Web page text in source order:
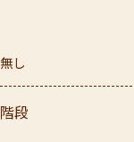
無し
階段